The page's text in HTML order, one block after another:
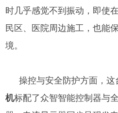
时几乎感觉不到振动，即使
民区、医院周边施工，也能
境。
操控与安全防护方面，这
机标配了众智智能控制器与